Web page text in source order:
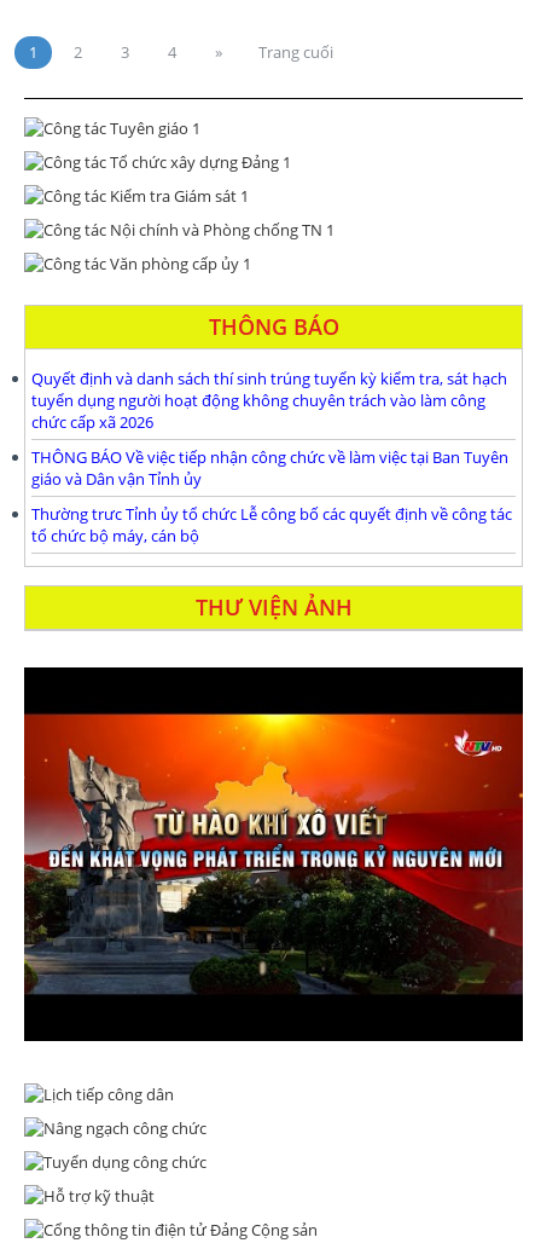
1 2 3 4 » Trang cuối
THÔNG BÁO
Quyết định và danh sách thí sinh trúng tuyển kỳ kiểm tra, sát hạch
tuyển dụng người hoạt động không chuyên trách vào làm công
chức cấp xã 2026
THÔNG BÁO Về việc tiếp nhận công chức về làm việc tại Ban Tuyên
giáo và Dân vận Tỉnh ủy
Thường trưc Tỉnh ủy tổ chức Lễ công bố các quyết định về công tác
tổ chức bộ máy, cán bộ
THƯ VIỆN ẢNH